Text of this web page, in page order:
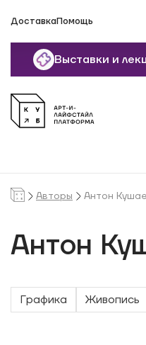
ДоставкаПомощь
Выставки и
Авторы Антон
Антон
Графика Живопись